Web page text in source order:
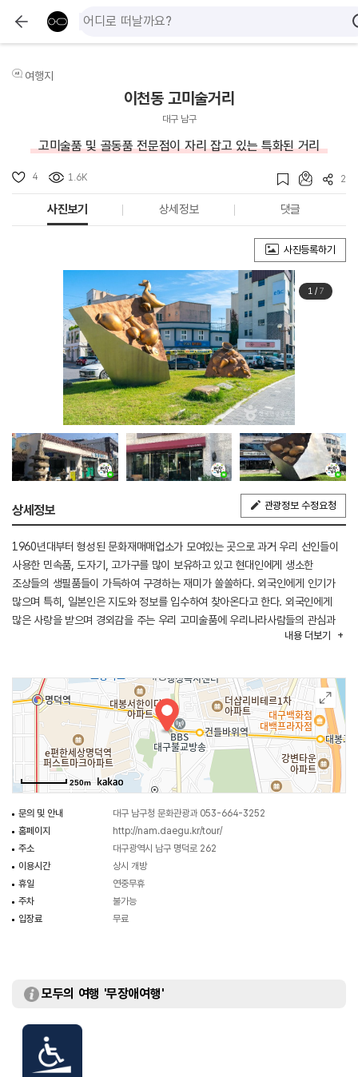
여행지
이천동 고미술거리
대구 남구
고미술품 및 골동품 전문점이 자리 잡고 있는 특화된 거리
4 1.6K 2
사진보기 상세정보 댓글
사진등록하기
1/ 7
상세정보 관광정보 수정요청
1960년대부터 형성된 문화재매매업소가 모여있는 곳으로 과거 우리 선인들이
사용한 민속품, 도자기, 고가구를 많이 보유하고 있고 현대인에게 생소한
조상들의 생필품들이 가득하여 구경하는 재미가 쏠쏠하다. 외국인에게 인기가
많으며 특히, 일본인은 지도와 정보를 입수하여 찾아온다고 한다. 외국인에게
많은 사랑을 받으며 경외감을 주는 우리 고미술품에 우리나라사람들의 관심과
사랑이 어느 때보다 필요하다. 고미술품에 관심이 있다면 꼭 한번 방문할 만한
내용 더보기
250m
문의 및 안내
대구 남구청 문화관광과 053-664-3252
홈페이지
http://nam.daegu.kr/tour/
주소
대구광역시 남구 명덕로 262
이용시간
상시 개방
휴일
연중무휴
주차
불가능
입장료
무료
모두의 여행 '무장애여행'